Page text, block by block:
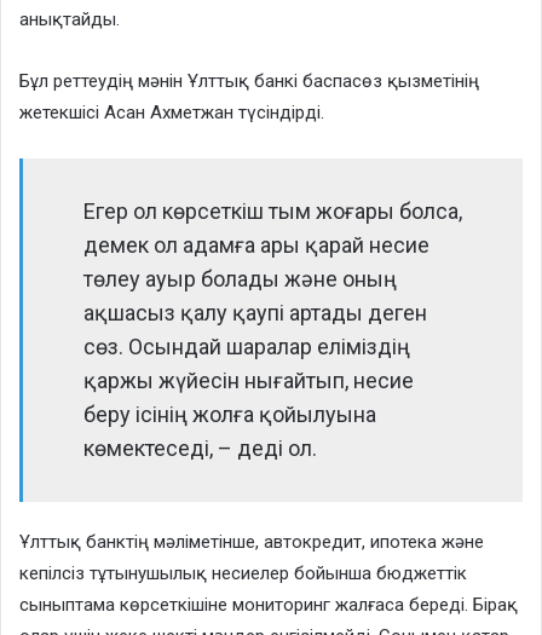
анықтайды.
Бұл реттеудің мәнін Ұлттық банкі баспасөз қызметінің
жетекшісі Асан Ахметжан түсіндірді.
Егер ол көрсеткіш тым жоғары болса,
демек ол адамға ары қарай несие
төлеу ауыр болады және оның
ақшасыз қалу қаупі артады деген
сөз. Осындай шаралар еліміздің
қаржы жүйесін нығайтып, несие
беру ісінің жолға қойылуына
көмектеседі, – деді ол.
Ұлттық банктің мәліметінше, автокредит, ипотека және
кепілсіз тұтынушылық несиелер бойынша бюджеттік
сыныптама көрсеткішіне мониторинг жалғаса береді. Бірақ